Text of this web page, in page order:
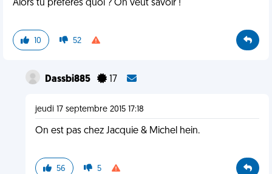
Alors tu préfères quoi ? On veut savoir !
10 52
Dassbi885 17
jeudi 17 septembre 2015 17:18
On est pas chez Jacquie & Michel hein.
56 5